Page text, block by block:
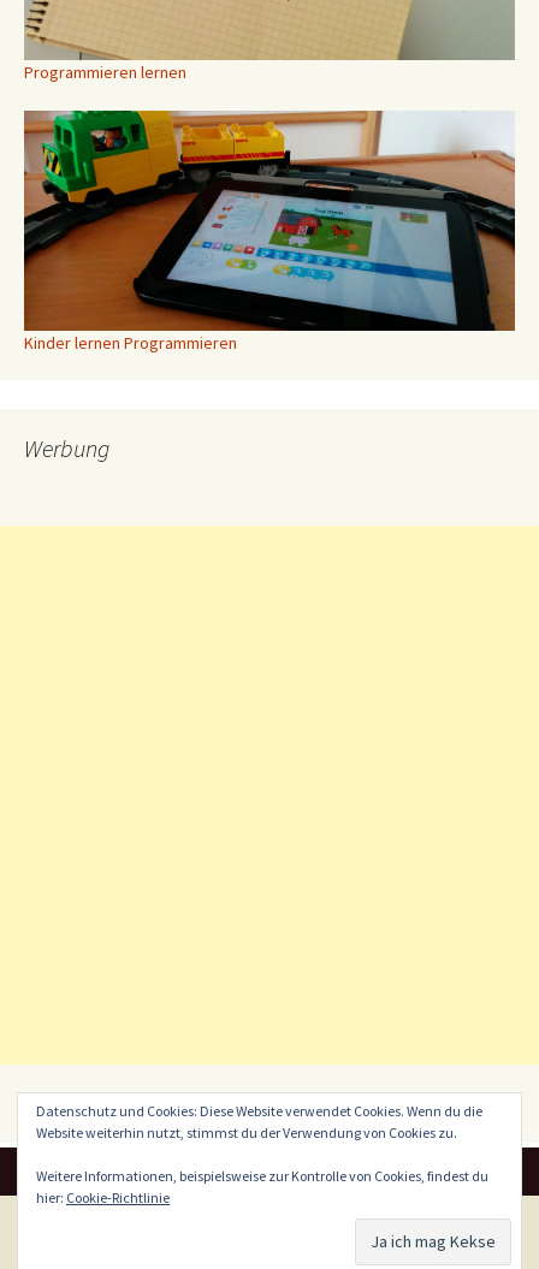
Programmieren lernen
Kinder lernen Programmieren
Werbung
Stolz präsentiert von WordPress
Datenschutz und Cookies: Diese Website verwendet Cookies. Wenn du die
Website weiterhin nutzt, stimmst du der Verwendung von Cookies zu.
Weitere Informationen, beispielsweise zur Kontrolle von Cookies, findest du
hier: Cookie-Richtlinie